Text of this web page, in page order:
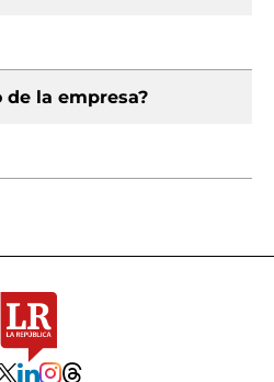
de la empresa?